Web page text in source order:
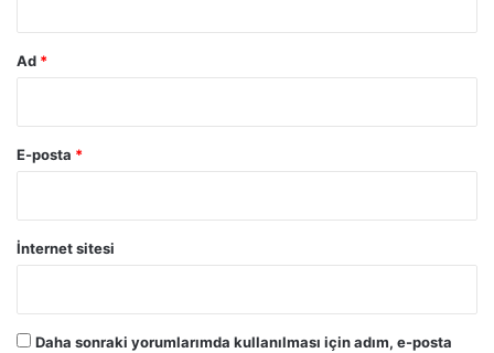
Ad *
E-posta *
İnternet sitesi
Daha sonraki yorumlarımda kullanılması için adım, e-posta